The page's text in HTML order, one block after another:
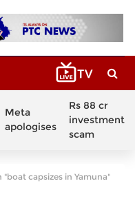
Meta
apologises
Rs 88 cr
investment
scam
capsizes in Yamuna"